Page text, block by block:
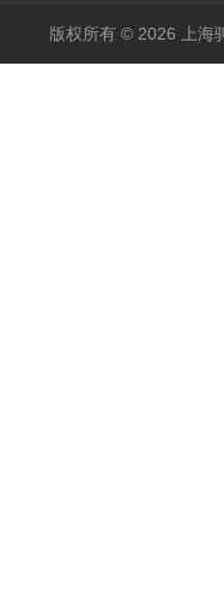
版权所有 © 2026 上海